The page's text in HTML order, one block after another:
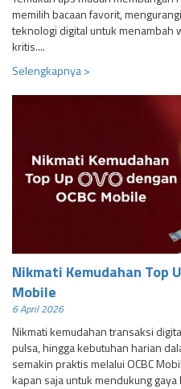
memilih bacaan favorit,
teknologi digital untuk
kritis....
Selengkapnya >
Nikmati Kemudahan Top
Mobile
6 April 2026
Nikmati kemudahan transaksi
pulsa, hingga kebutuhan harian
semakin praktis melalui OCBC
kapan saja untuk mendukung